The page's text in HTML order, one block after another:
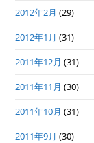
2012年2月 (29)
2012年1月 (31)
2011年12月 (31)
2011年11月 (30)
2011年10月 (31)
2011年9月 (30)